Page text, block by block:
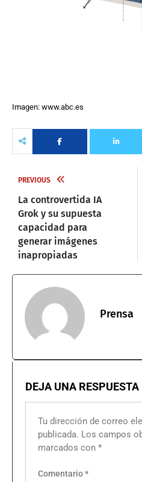
Imagen: www.abc.es
PREVIOUS
La controvertida IA
Grok y su supuesta
capacidad para
generar imágenes
inapropiadas
Prensa
DEJA UNA RESPUESTA
Tu dirección de correo
publicada. Los campos
marcados con *
Comentario*